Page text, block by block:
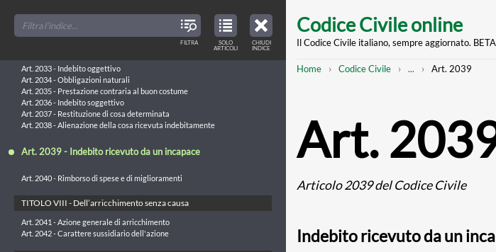
TABLE
OF
CONTENTS
CHIUDI
INDICE
main
Codice Civile online
Il Codice Civile italiano, sempre aggiornato. BETA
Breadcrumb
Home Codice Civile
Mostra
... Art. 2039
Art.
Articolo 2039 del Codice Civile
Indebito ricevuto da un
TOC
TITLES
FILTRA
VIEW
ONLY
ARTICLES
IN
TABLE
SOLO
ARTICOLI
Art. 2031 - Obblighi dell'interessato
Art. 2032 - Ratifica dell'interessato
Art. 2033 - Indebito oggettivo
Art. 2034 - Obbligazioni naturali
Art. 2035 - Prestazione contraria al buon costume
Art. 2036 - Indebito soggettivo
Art. 2037 - Restituzione di cosa determinata
Art. 2038 - Alienazione della cosa ricevuta indebitamente
Art. 2039 - Indebito ricevuto da un incapace
Art. 2040 - Rimborso di spese e di miglioramenti
TITOLO VIII - Dell’arricchimento senza causa
Art. 2041 - Azione generale di arricchimento
Art. 2042 - Carattere sussidiario dell'azione